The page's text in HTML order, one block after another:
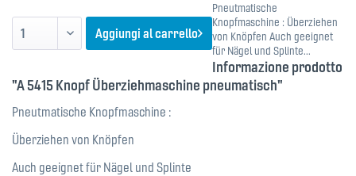
Aggiungi al carrello
Pneutmatische
Knopfmaschine : Überziehen
von Knöpfen Auch geeignet
für Nägel und Splinte...
Informazione prodotto
"A 5415 Knopf Überziehmaschine pneumatisch"
Pneutmatische Knopfmaschine :
Überziehen von Knöpfen
Auch geeignet für Nägel und Splinte